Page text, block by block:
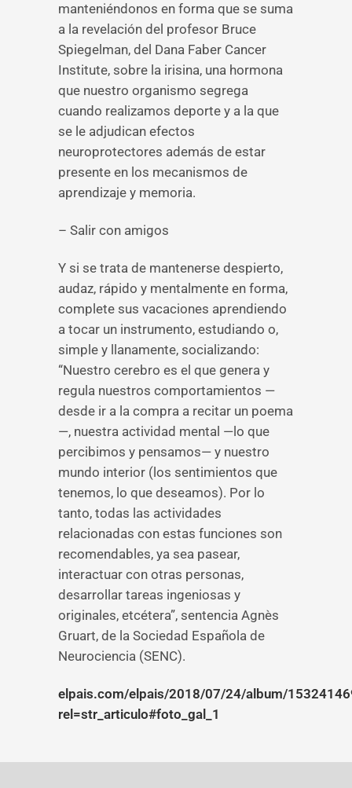
manteniéndonos en forma que se suma
a la revelación del profesor Bruce
Spiegelman, del Dana Faber Cancer
Institute, sobre la irisina, una hormona
que nuestro organismo segrega
cuando realizamos deporte y a la que
se le adjudican efectos
neuroprotectores además de estar
presente en los mecanismos de
aprendizaje y memoria.
– Salir con amigos
Y si se trata de mantenerse despierto,
audaz, rápido y mentalmente en forma,
complete sus vacaciones aprendiendo
a tocar un instrumento, estudiando o,
simple y llanamente, socializando:
“Nuestro cerebro es el que genera y
regula nuestros comportamientos —
desde ir a la compra a recitar un poema
—, nuestra actividad mental —lo que
percibimos y pensamos— y nuestro
mundo interior (los sentimientos que
tenemos, lo que deseamos). Por lo
tanto, todas las actividades
relacionadas con estas funciones son
recomendables, ya sea pasear,
interactuar con otras personas,
desarrollar tareas ingeniosas y
originales, etcétera”, sentencia Agnès
Gruart, de la Sociedad Española de
Neurociencia (SENC).
elpais.com/elpais/2018/07/24/album/
rel=str_articulo#foto_gal_1